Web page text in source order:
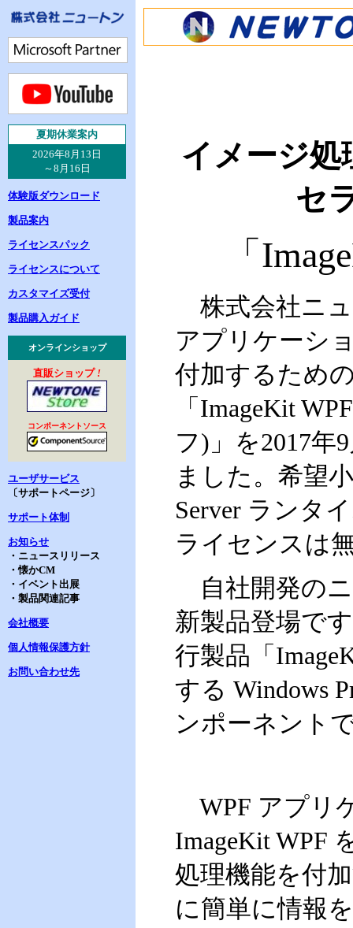
夏期休業案内
2026年8月13日
～8月16日
体験版ダウンロード
製品案内
ライセンスパック
ライセンスについて
カスタマイズ受付
製品購入ガイド
オンラインショップ
直販ショップ!
コンポーネントソース
ユーザサービス
〔サポートページ〕
サポート体制
お知らせ
・ニュースリリース
・懐かCM
・イベント出展
・製品関連記事
会社概要
個人情報保護方針
お問い合わせ先
イメージ
セ
「
株式会社ニ
アプリケーシ
付加するため
「ImageKit
フ)」を2017年
ました。希望
Server ランタ
ライセンスは
自社開発の
新製品登場で
行製品「
する Windows
ンポーネント
WPF アプリ
ImageKit WPF
処理機能を付
に簡単に情報